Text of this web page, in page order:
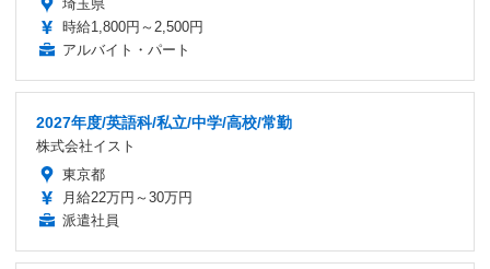
埼玉県
時給1,800円～2,500円
アルバイト・パート
2027年度/英語科/私立/中学/高校/常勤
株式会社イスト
東京都
月給22万円～30万円
派遣社員